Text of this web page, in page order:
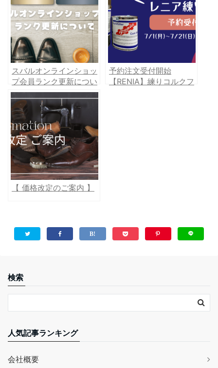
スバルオンラインショッ
プ会員ランク更新につい
て
予約注文受付開始
【RENIA】練りコルクフ
【 価格改定のご案内 】
検索
人気記事ランキング
会社概要